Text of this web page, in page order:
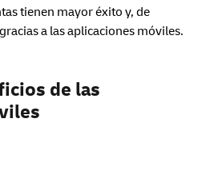
tienen mayor éxito y, de
a las aplicaciones móviles.
de las